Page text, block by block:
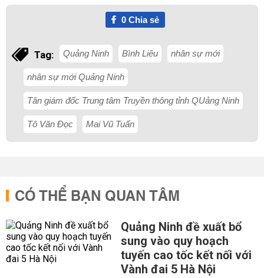
0Chia sẻ
Tag: Quảng Ninh Bình Liêu nhân sự mới
nhân sự mới Quảng Ninh
Tân giám đốc Trung tâm Truyền thông tỉnh QUảng Ninh
Tô Văn Đọc Mai Vũ Tuấn
CÓ THỂ BẠN QUAN TÂM
Quảng Ninh đề xuất bổ
sung vào quy hoạch
tuyến cao tốc kết nối với
Vành đai 5 Hà Nội